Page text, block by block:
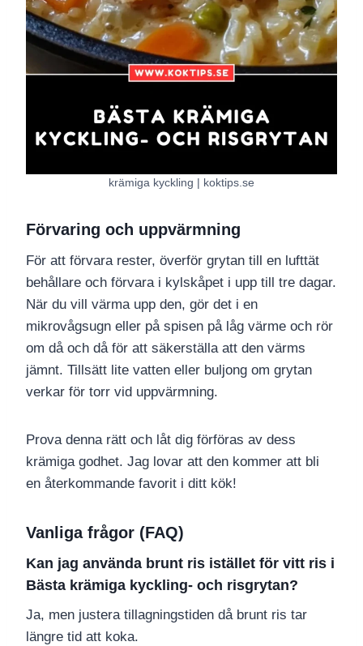
krämiga kyckling | koktips.se
Förvaring och uppvärmning
För att förvara rester, överför grytan till en lufttät
behållare och förvara i kylskåpet i upp till tre dagar.
När du vill värma upp den, gör det i en
mikrovågsugn eller på spisen på låg värme och rör
om då och då för att säkerställa att den värms
jämnt. Tillsätt lite vatten eller buljong om grytan
verkar för torr vid uppvärmning.
Prova denna rätt och låt dig förföras av dess
krämiga godhet. Jag lovar att den kommer att bli
en återkommande favorit i ditt kök!
Vanliga frågor (FAQ)
Kan jag använda brunt ris istället för vitt ris i
Bästa krämiga kyckling- och risgrytan?
Ja, men justera tillagningstiden då brunt ris tar
längre tid att koka.